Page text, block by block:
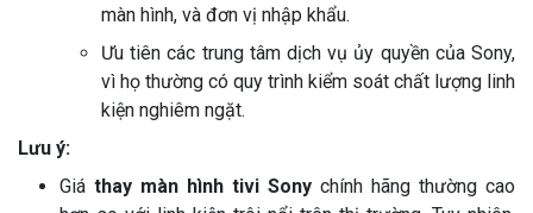
màn hình, và đơn vị nhập khẩu.
Ưu tiên các trung tâm dịch vụ ủy quyền của Sony,
vì họ thường có quy trình kiểm soát chất lượng linh
kiện nghiêm ngặt.
Lưu ý:
Giá thay màn hình tivi Sony chính hãng thường cao